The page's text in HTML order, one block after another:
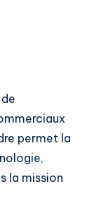
permet la
la mission